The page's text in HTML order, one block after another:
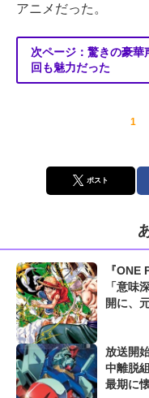
アニメだった。
次ページ：驚きの豪
回も魅力だった
1
ポスト
『
「意味
開に、
放送開
中離脱
最期に